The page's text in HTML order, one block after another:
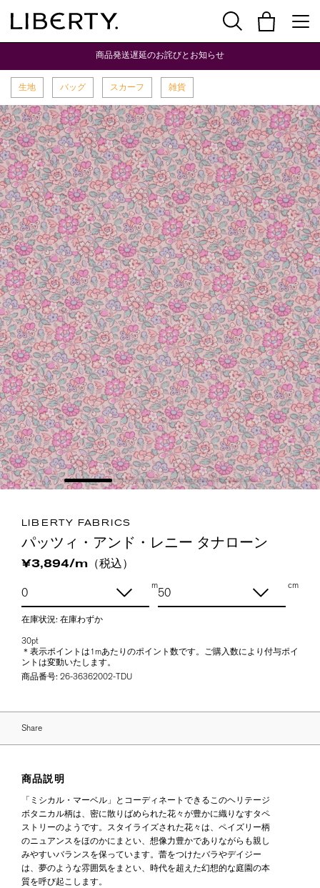
商品発送遅延のお詫びとお知らせ
生地 バッグ スカーフ 雑貨
LIBERTY FABRICS
パッツィ・アンド・レニー タナローン
¥3,894/m（税込）
m cm
在庫状況: 在庫わずか
30pt
＊表示ポイントは1mあたりのポイント数です。ご購入数により付与ポイ
ントは変動いたします。
商品番号: 26-36362002-TDU
Share
商品説明
「ミシカル・マーベル」とコーディネートできるこのヘリテージ
ボタニカル柄は、密に散りばめられた花々が豊かに織りなすタペ
ストリーのようです。スタイライズされた花々は、ペイズリー柄
のニュアンスをほのかにまとい、想像力豊かでありながらも親し
みやすいバランスを保っています。蕾をつけたバラやデイジー
は、夢のような雰囲気をまとい、時代を超えた幻想的な庭園の本
質を呼び起こします。